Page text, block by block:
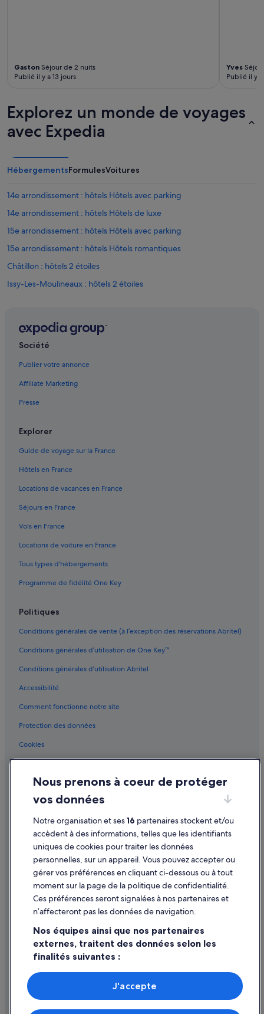
Gaston Séjour de 2 nuits
Publié il y a 13 jours
Yves
Publié il y
Explorez un monde de voyages
avec Expedia
HébergementsFormulesVoitures
14e arrondissement : hôtels Hôtels avec parking
14e arrondissement : hôtels Hôtels de luxe
15e arrondissement : hôtels Hôtels avec parking
15e arrondissement : hôtels Hôtels romantiques
Châtillon : hôtels 2 étoiles
Issy-Les-Moulineaux : hôtels 2 étoiles
Malakoff : hôtels 3 étoiles
Montrouge : hôtels 4 étoiles
Issy-Les-Moulineaux : hôtels 5 étoiles
Bagneux : hôtels Hôtels avec spa
Bagneux : hôtels
Châtillon : Auberges de jeunesse
Châtillon : Auberges
Châtillon : Chambres d’hôtes
Châtillon : Maison d’hôtes
Châtillon : hôtels Hôtels avec piscine
Châtillon : hôtels Hôtels avec suites
Châtillon : hôtels Hôtels de luxe
Châtillon : hôtels Hôtels avec spa
Châtillon : hôtels Hôtels pas chers
Châtillon : hôtels
Châtillon : Maisons de ville
Cité universitaire : hôtels à proximité
Issy-Les-Moulineaux : Maison d’hôtes
Issy-Les-Moulineaux : hôtels Hôtels avec bar
Issy-Les-Moulineaux : hôtels Hôtels d’affaires
Issy-Les-Moulineaux : hôtels Hôtels de luxe
Issy-Les-Moulineaux : hôtels Hôtels historiques
Issy-Les-Moulineaux : hôtels Hôtels avec parc aquatique
Issy-Les-Moulineaux : hôtels Hôtels avec restaurant
Issy-Les-Moulineaux : hôtels Hôtels tout compris
Issy-Les-Moulineaux : hôtels
Malakoff : Appart’hôtels
Malakoff : Auberges
Malakoff : Chambres d’hôtes
Société
Publier votre annonce
Affiliate Marketing
Presse
Explorer
Guide de voyage sur la France
Hôtels en France
Locations de vacances en France
Séjours en France
Vols en France
Locations de voiture en France
Tous types d'hébergements
Programme de fidélité One Key
Politiques
Conditions générales de vente (à l’exception des réservations Abritel)
Conditions générales d’utilisation de One Key™
Conditions générales d’utilisation Abritel
Accessibilité
Comment fonctionne notre site
Protection des données
Cookies
Mentions légales / Nous contacter
Directives de contenu et signalement de contenus
Aide
Assistance
Annuler votre vol
Annuler une réservation d'hôtel ou de location de vacances
Délais de remboursement
Utiliser un bon de réduction Expedia
Documents de voyage internationaux
Parmi les moyens de paiement acceptés sur expedia.fr figurent :
American Express, Diner’s Club International, Mastercard, Visa, Visa
Nous prenons à coeur de protéger
vos données
Notre organisation et ses16 partenaires stockent et/ou
accèdent à des informations, telles que les identifiants
uniques de cookies pour traiter les données
personnelles, sur un appareil. Vous pouvez accepter ou
gérer vos préférences en cliquant ci-dessous ou à tout
moment sur la page de la politique de confidentialité.
Ces préférences seront signalées à nos partenaires et
n’affecteront pas les données de navigation.
Nos équipes ainsi que nos partenaires
externes, traitent des données selon les
finalités suivantes :
Utiliser des données de géolocalisation précises. Analyser
activement les caractéristiques de l’appareil pour
l’identification. Stocker et/ou accéder à des informations
J'accepte